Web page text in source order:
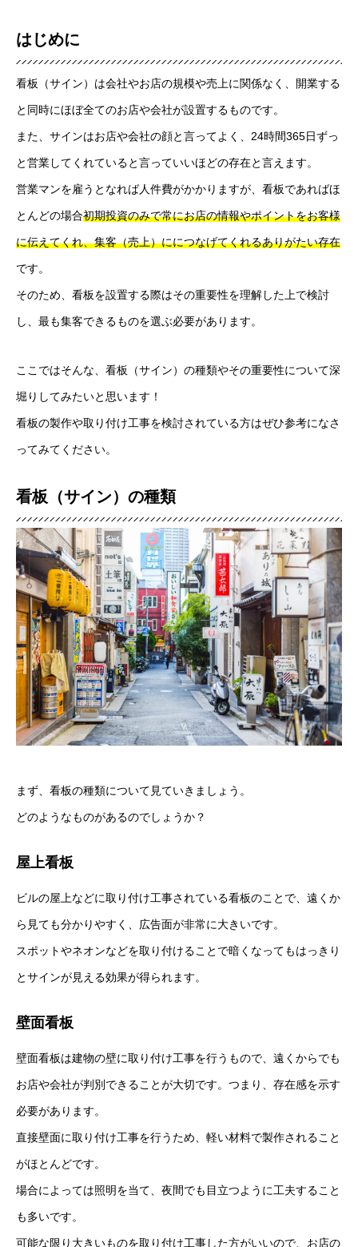
はじめに
看板（サイン）は会社やお店の規模や売上に関係なく、開業する
と同時にほぼ全てのお店や会社が設置するものです。
また、サインはお店や会社の顔と言ってよく、24時間365日ずっ
と営業してくれていると言っていいほどの存在と言えます。
営業マンを雇うとなれば人件費がかかりますが、看板であればほ
とんどの場合初期投資のみで常にお店の情報やポイントをお客様
に伝えてくれ、集客（売上）ににつなげてくれるありがたい存在
です。
そのため、看板を設置する際はその重要性を理解した上で検討
し、最も集客できるものを選ぶ必要があります。
ここではそんな、看板（サイン）の種類やその重要性について深
堀りしてみたいと思います！
看板の製作や取り付け工事を検討されている方はぜひ参考になさ
ってみてください。
看板（サイン）の種類
まず、看板の種類について見ていきましょう。
どのようなものがあるのでしょうか？
屋上看板
ビルの屋上などに取り付け工事されている看板のことで、遠くか
ら見ても分かりやすく、広告面が非常に大きいです。
スポットやネオンなどを取り付けることで暗くなってもはっきり
とサインが見える効果が得られます。
壁面看板
壁面看板は建物の壁に取り付け工事を行うもので、遠くからでも
お店や会社が判別できることが大切です。つまり、存在感を示す
必要があります。
直接壁面に取り付け工事を行うため、軽い材料で製作されること
がほとんどです。
場合によっては照明を当て、夜間でも目立つように工夫すること
も多いです。
可能な限り大きいものを取り付け工事した方がいいので、お店の